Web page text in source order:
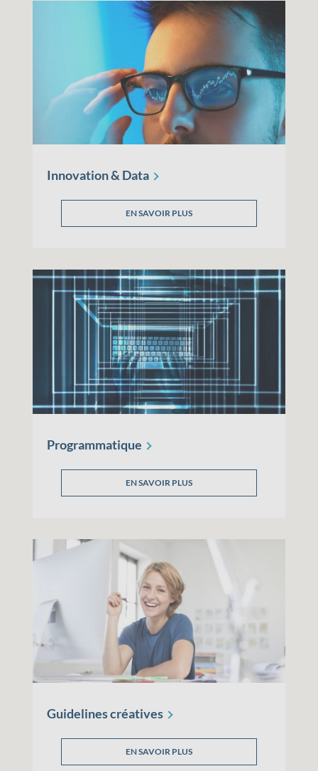
Innovation & Data
EN SAVOIR PLUS
Programmatique
EN SAVOIR PLUS
Guidelinescréatives
EN SAVOIR PLUS